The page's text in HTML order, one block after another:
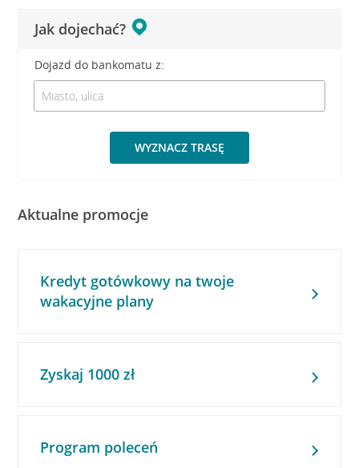
Jak dojechać?
Dojazd do bankomatu z:
WYZNACZ TRASĘ
Aktualne promocje
Kredyt gotówkowy na twoje
wakacyjne plany
Zyskaj 1000 zł
Program poleceń